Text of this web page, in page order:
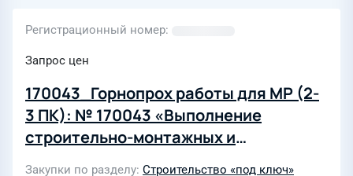
Регистрационный номер
Запрос цен
170043_Горнопрох работы для МР (2-
3 ПК): № 170043 «Выполнение
строительно-монтажных и
Закупки по разделу Строительство «под ключ»